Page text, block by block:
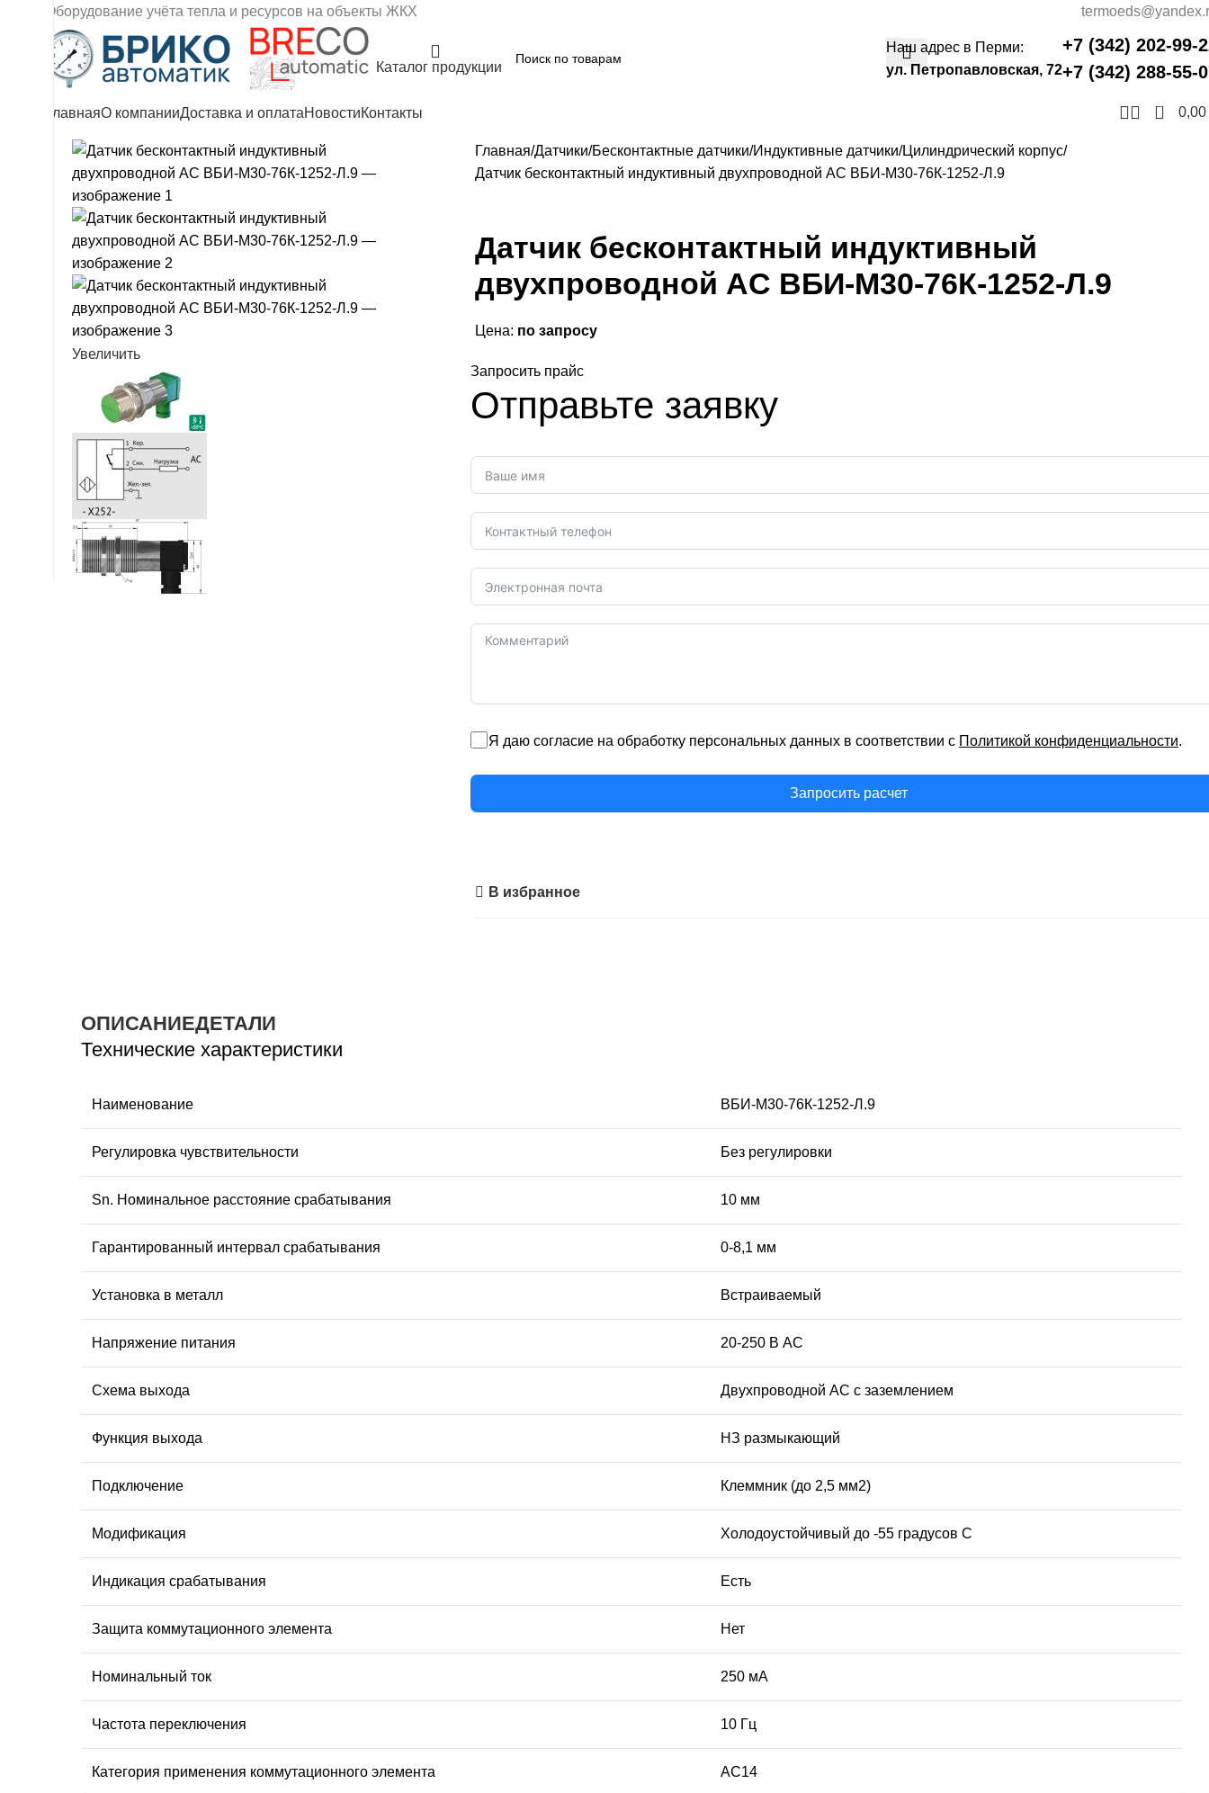
Оборудование учёта тепла и ресурсов на объекты ЖКХ
Каталог продукции
Наш адрес в Перми:
ул. Петропавловская, 72
+7 (342) 202-99-
+7 (342) 288-55-
ГлавнаяО компанииДоставка и оплатаНовостиКонтакты 0 0,00
Увеличить
Главная Датчики Бесконтактные датчики Индуктивные датчики Цилиндрический корпус
Датчик бесконтактный индуктивный двухпроводной АC ВБИ-М30-76К-1252-Л.9
Датчик бесконтактный индуктивный
двухпроводной АC ВБИ-М30-76К-1252-Л.9
Цена: по запросу
Запросить прайс
Отправьте заявку
Я даю согласие на обработку персональных данных в соответствии с Политикой конфиденциальности.
Запросить расчет
В избранное
ОПИСАНИЕДЕТАЛИ
Технические характеристики
Наименование ВБИ-М30-76К-1252-Л.9
Регулировка чувствительности Без регулировки
Sn. Номинальное расстояние срабатывания 10 мм
Гарантированный интервал срабатывания 0-8,1 мм
Установка в металл Встраиваемый
Напряжение питания 20-250 В AC
Схема выхода Двухпроводной AC с заземлением
Функция выхода НЗ размыкающий
Подключение Клеммник (до 2,5 мм2)
Модификация Холодоустойчивый до -55 градусов С
Индикация срабатывания Есть
Защита коммутационного элемента Нет
Номинальный ток 250 мА
Частота переключения 10 Гц
Категория применения коммутационного элемента АC14